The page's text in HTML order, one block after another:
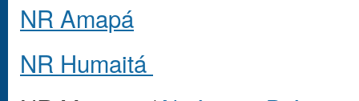
NR Amapá
NR Humaitá